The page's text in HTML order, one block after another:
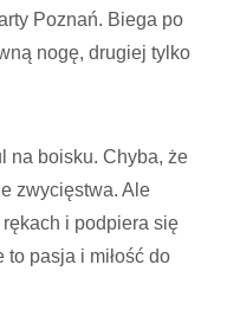
Poznań. Biega po
nogę, drugiej tylko
na boisku. Chyba, że
zwycięstwa. Ale
i podpiera się
pasja i miłość do